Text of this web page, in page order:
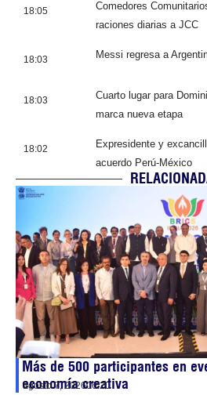
18:05
Comedores
raciones diarias a JCC
18:03 Messi regresa a
18:03
Cuarto lugar para
marca nueva etapa
18:02
Expresidente y
acuerdo Perú-México
Más de 500 participantes en
economía creativa
agosto 7, 202606:20